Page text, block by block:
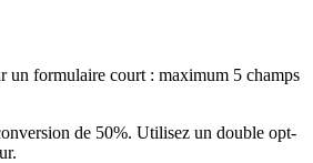
un formulaire court : maximum 5 champs
de 50%. Utilisez un double opt-